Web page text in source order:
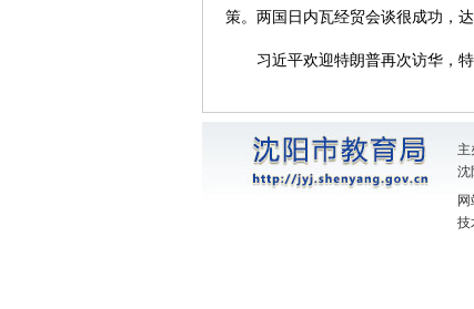
策。两国日内瓦经贸会谈很成功，
习近平欢迎特朗普再次访华，
沈
技